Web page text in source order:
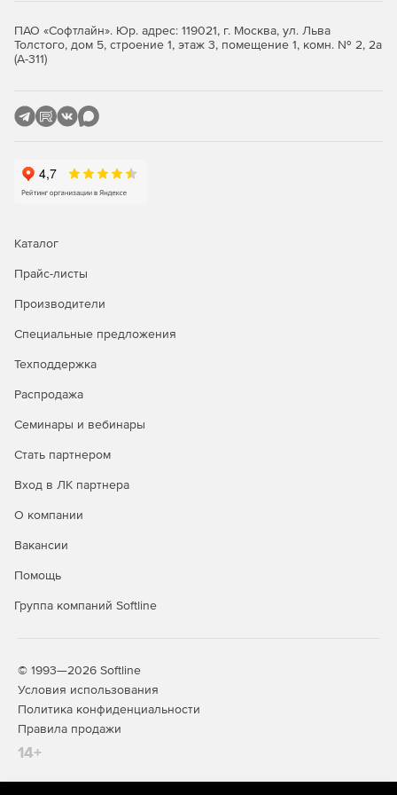
Большое число программ стороннего программного
Как выбрать Astra Linux?
Операционная система Astra Linux Special Edition доступна
Редакция «ОРЕЛ» - обычный уровень защищенности.
Продукт является доступным техническим вариантом для
сетям общего доступа, в образовательных учреждениях,
а также используется для домашнего использования.
обрабатывающих информацию ограниченного доступа, к
информации.
информационных системах персональных данных, а также
в составе значимых объектов КИИ любого класса
(уровня, категории) защищенности. Дополнительно
ПАО «Софтлайн». Юр. адрес: 119021, г. Москва, ул. Льва
Толстого, дом 5, строение 1, этаж 3, помещение 1, комн. № 2, 2а
(А-311)
Каталог
Прайс-листы
Производители
Специальные предложения
Техподдержка
Распродажа
Семинары и вебинары
Стать партнером
Вход в ЛК партнера
О компании
Вакансии
Помощь
Группа компаний Softline
© 1993—2026 Softline
Условия использования
Политика конфиденциальности
Правила продажи
14+